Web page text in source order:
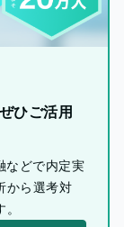
ひご活用
などで内定実
から選考対